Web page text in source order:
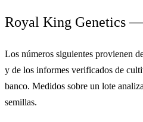
Royal King Genetics
Los números siguientes provienen
y de los informes verificados de
banco. Medidos sobre un lote
semillas.